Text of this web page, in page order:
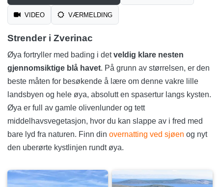
VIDEO VÆRMELDING
Strender i Zverinac
Øya fortryller med bading i detveldig klare nesten
gjennomsiktige blå havet. På grunn av størrelsen, er den
beste måten for besøkende å lære om denne vakre lille
landsbyen og hele øya, absolutt en spasertur langs kysten.
Øya er full av gamle olivenlunder og tett
middelhavsvegetasjon, hvor du kan slappe av i fred med
bare lyd fra naturen. Finn din overnatting ved sjøen og nyt
den uberørte kystlinjen rundt øya.